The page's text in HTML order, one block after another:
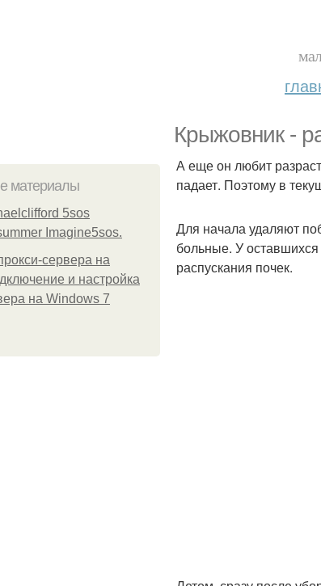
Крыжовник -
материалы
5sos
Imagine5sos.
сервера на
и настройка
на Windows 7
А еще он любит
падает. Поэтому в
Для начала удаляют
больные. У
распускания почек.